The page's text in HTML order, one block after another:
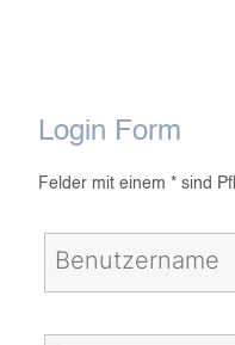
Login Form
Felder mit einem * sind